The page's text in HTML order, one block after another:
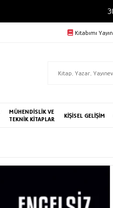
Kitabımı
MÜHENDİSLİK VE
TEKNİK KİTAPLAR
KİŞİSEL GELİŞİM